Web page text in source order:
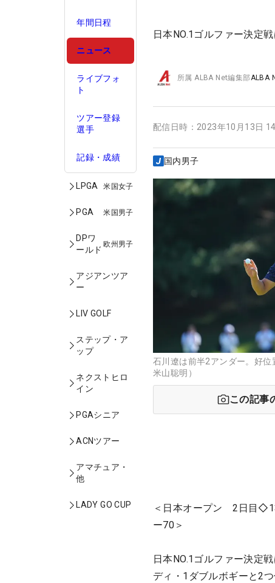
年間日程
ニュース
ライブフォ
ト
ツアー登録
選手
記録・成績
LPGA 米国女子
PGA 米国男子
DPワ
ールド
欧州男子
アジアンツア
ー
LIV GOLF
ステップ・ア
ップ
ネクストヒロ
イン
PGAシニア
ACNツアー
アマチュア・
他
LADY GO CUP
日本NO.1ゴルファー決定
所属ALBA Net編集部ALBA
配信日時： 2023年10月13日
国内男子
石川遼は前半2アンダー。好位
米山聡明）
この記事
＜日本オープン 2日目
ー70＞
日本NO.1ゴルファー決定
ディ・1ダブルボギーと2